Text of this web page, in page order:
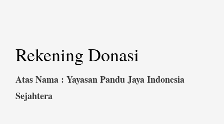
Rekening Donasi
Atas Nama : Yayasan Pandu Jaya Indonesia
Sejahtera